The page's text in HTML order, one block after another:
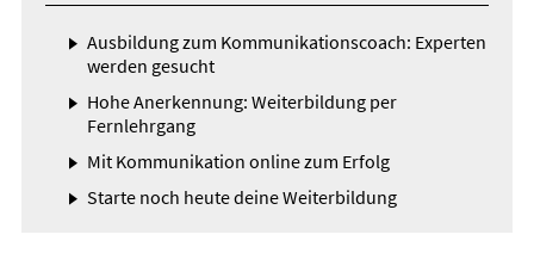
Ausbildung zum Kommunikationscoach: Experten
werden gesucht
Hohe Anerkennung: Weiterbildung per
Fernlehrgang
Mit Kommunikation online zum Erfolg
Starte noch heute deine Weiterbildung